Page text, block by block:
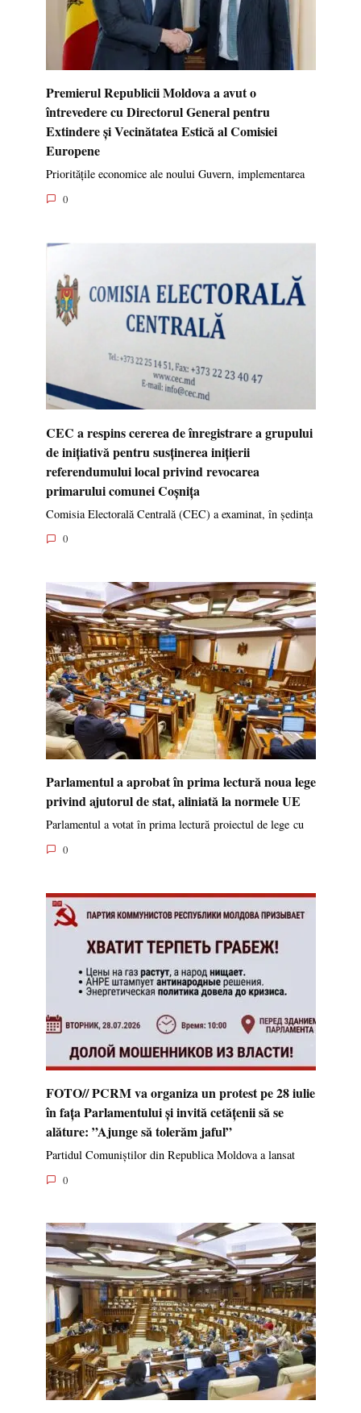
Premierul Republicii Moldova a avut o
întrevedere cu Directorul General pentru
Extindere și Vecinătatea Estică al Comisiei
Europene
Prioritățile economice ale noului Guvern, implementarea
0
CEC a respins cererea de înregistrare a grupului
de inițiativă pentru susținerea inițierii
referendumului local privind revocarea
primarului comunei Coșnița
Comisia Electorală Centrală (CEC) a examinat, în ședința
0
Parlamentul a aprobat în prima lectură noua lege
privind ajutorul de stat, aliniată la normele UE
Parlamentul a votat în prima lectură proiectul de lege cu
0
FOTO// PCRM va organiza un protest pe 28 iulie
în fața Parlamentului și invită cetățenii să se
alăture: ”Ajunge să tolerăm jaful”
Partidul Comuniștilor din Republica Moldova a lansat
0